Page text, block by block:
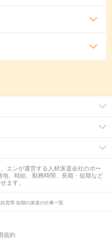
エンが運営する人材派遣会社のポー
、時給、勤務時間、長期・短期など
ます。
賀県 短期の派遣の仕事一覧
規約